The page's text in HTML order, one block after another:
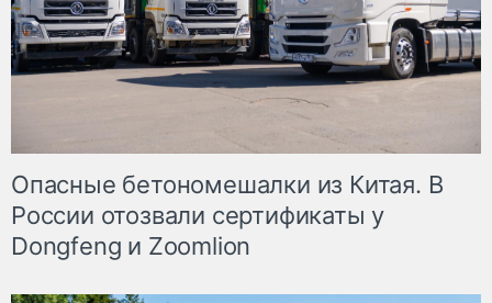
Опасные бетономешалки из Китая. В
России отозвали сертификаты у
Dongfeng и Zoomlion